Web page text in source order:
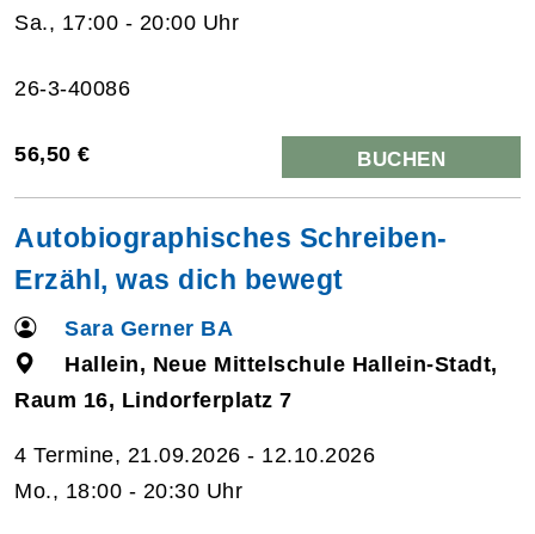
Sa., 17:00 - 20:00 Uhr
26-3-40086
56,50 € BUCHEN
Autobiographisches Schreiben-
Erzähl, was dich bewegt
Sara Gerner BA
Hallein, Neue Mittelschule Hallein-Stadt,
Raum 16, Lindorferplatz 7
4 Termine, 21.09.2026 - 12.10.2026
Mo., 18:00 - 20:30 Uhr